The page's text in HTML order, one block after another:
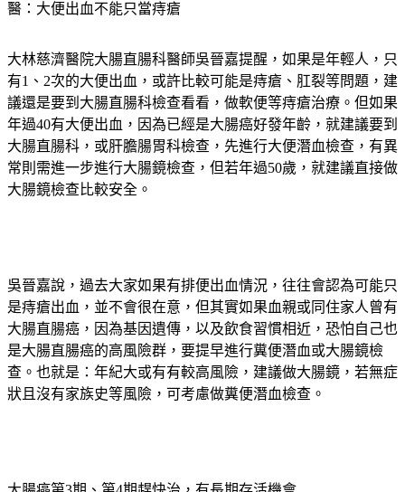
大林慈濟醫院大腸直腸科醫師吳晉嘉提醒，如果是年輕人，只
有1、2次的大便出血，或許比較可能是痔瘡、肛裂等問題，建
議還是要到大腸直腸科檢查看看，做軟便等痔瘡治療。但如果
年過40有大便出血，因為已經是大腸癌好發年齡，就建議要到
大腸直腸科，或肝膽腸胃科檢查，先進行大便潛血檢查，有異
常則需進一步進行大腸鏡檢查，但若年過50歲，就建議直接做
吳晉嘉說，過去大家如果有排便出血情況，往往會認為可能只
是痔瘡出血，並不會很在意，但其實如果血親或同住家人曾有
大腸直腸癌，因為基因遺傳，以及飲食習慣相近，恐怕自己也
是大腸直腸癌的高風險群，要提早進行糞便潛血或大腸鏡檢
查。也就是：年紀大或有有較高風險，建議做大腸鏡，若無症